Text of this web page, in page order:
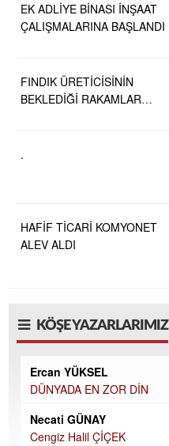
EK ADLİYE BİNASI İNŞAAT
ÇALIŞMALARINA BAŞLANDI
FINDIK ÜRETİCİSİNİN
BEKLEDİĞİ RAKAMLAR
.
HAFİF TİCARİ KOMYONET
ALEV ALDI
KÖŞE YAZARLARIMIZ
Ercan YÜKSEL
DÜNYADA EN ZOR DİN
Necati GÜNAY
Cengiz Halil ÇİÇEK